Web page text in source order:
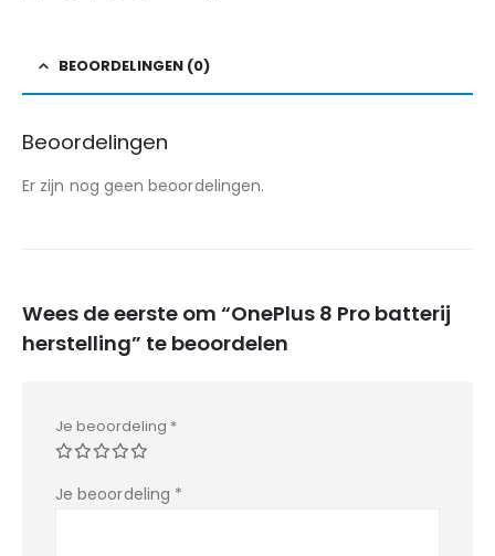
BEOORDELINGEN (0)
Beoordelingen
Er zijn nog geen beoordelingen.
Wees de eerste om “OnePlus 8 Pro batterij
herstelling” te beoordelen
Je beoordeling *
Je beoordeling *